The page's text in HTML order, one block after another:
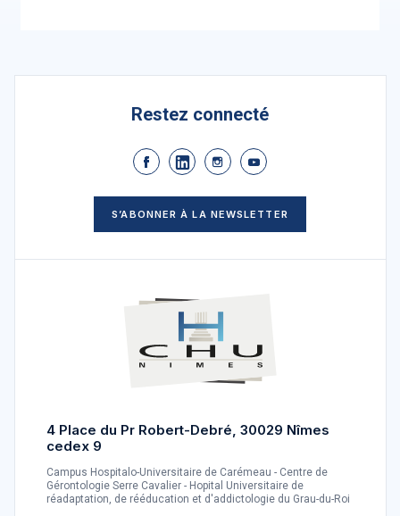
Restez connecté
S’ABONNER À LA NEWSLETTER
4 Place du Pr Robert-Debré, 30029 Nîmes
cedex 9
Campus Hospitalo-Universitaire de Carémeau - Centre de
Gérontologie Serre Cavalier - Hopital Universitaire de
réadaptation, de rééducation et d'addictologie du Grau-du-Roi